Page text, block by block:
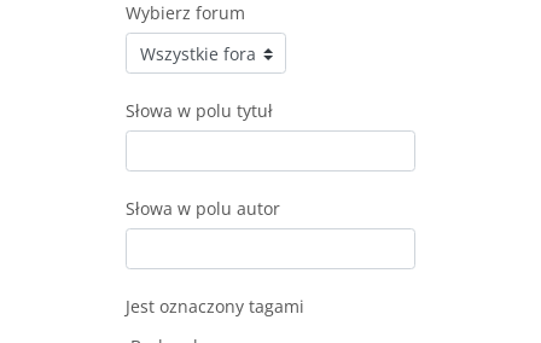
Wybierz forum
Słowa w polu tytuł
Słowa w polu autor
Jest oznaczony tagami